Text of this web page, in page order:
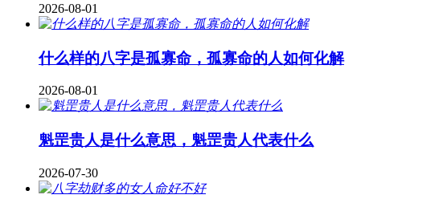
2026-08-01
什么样的八字是孤寡命，孤寡命的人如何化解
2026-08-01
魁罡贵人是什么意思，魁罡贵人代表什么
2026-07-30